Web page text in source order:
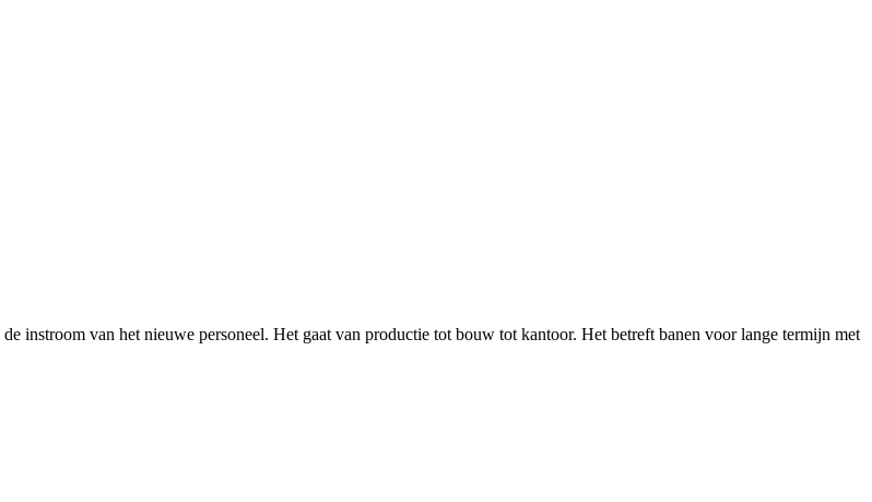
instroom van het nieuwe personeel. Het gaat van productie tot bouw tot kantoor. Het betreft banen voor lange termijn met